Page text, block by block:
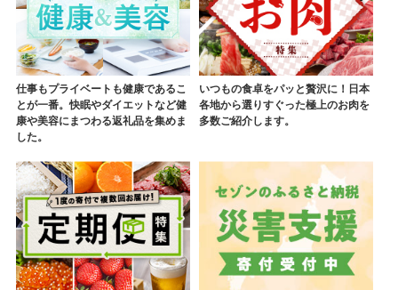
仕事もプライベートも健康であるこ
とが一番。快眠やダイエットなど健
康や美容にまつわる返礼品を集めま
した。
いつもの食卓をパッと贅沢に！日本
各地から選りすぐった極上のお肉を
多数ご紹介します。